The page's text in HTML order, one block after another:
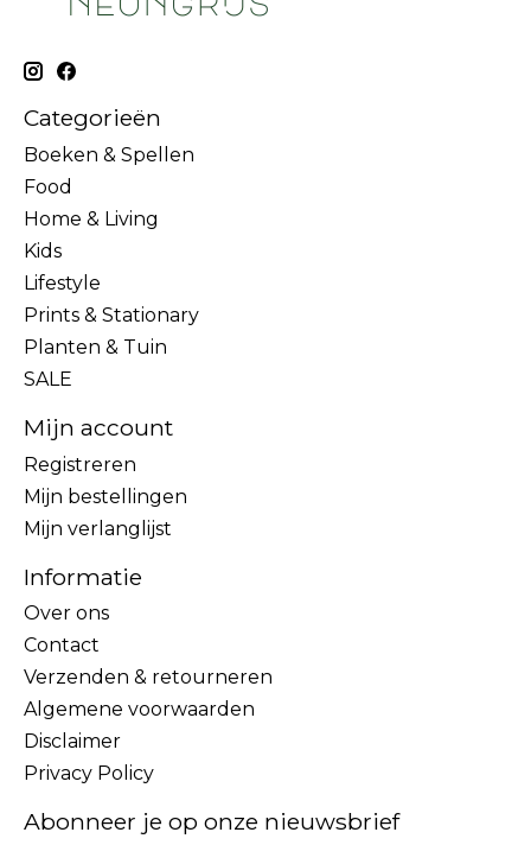
Categorieën
Boeken & Spellen
Food
Home & Living
Kids
Lifestyle
Prints & Stationary
Planten & Tuin
SALE
Mijn account
Registreren
Mijn bestellingen
Mijn verlanglijst
Informatie
Over ons
Contact
Verzenden & retourneren
Algemene voorwaarden
Disclaimer
Privacy Policy
Abonneer je op onze nieuwsbrief